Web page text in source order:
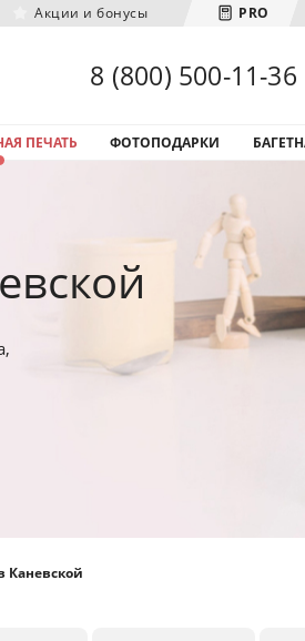
Акции и бонусы PRO
Загрузка
8 (800) 500-11-36
ПЕЧАТЬ ФОТОПОДАРКИ
Каневской